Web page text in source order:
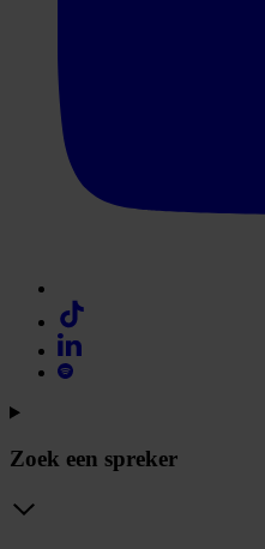
Zoek een spreker